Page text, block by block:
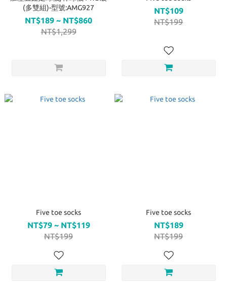
(多雙組)-型號:AMG927
NT$189 ~ NT$860
NT$1,299
NT$109
NT$199
Five toe socks
NT$79 ~ NT$119
NT$199
Five toe socks
NT$189
NT$199